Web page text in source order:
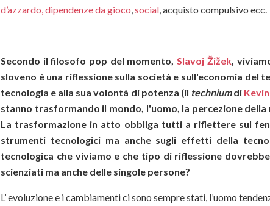
d’azzardo, dipendenze da gioco social , acquisto compulsivo ecc.
Secondo il filosofo pop del momento, Slavoj Žižek,
sloveno è una riflessione sulla società e sull'economia del
tecnologia e alla sua volontà di potenza (il techniumdi
stanno trasformando il mondo, l'uomo, la percezione
La trasformazione in atto obbliga tutti a riflettere sul
strumenti tecnologici ma anche sugli effetti della
tecnologica che viviamo e che tipo di riflessione
scienziati ma anche delle singole persone?
L’ evoluzione e i cambiamenti ci sono sempre stati, l’uomo